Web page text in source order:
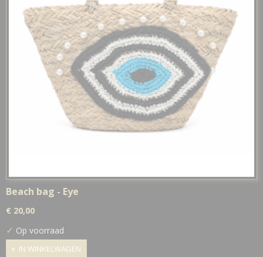
Beach bag - Eye
€ 20,00
✓ Op voorraad
IN WINKELWAGEN